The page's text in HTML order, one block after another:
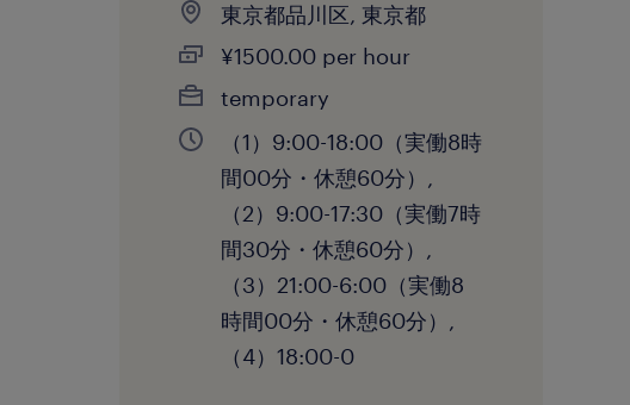
東京都品川区, 東京都
¥1500.00 per hour
temporary
（1）9:00-18:00（実働8時
間00分・休憩60分）,
（2）9:00-17:30（実働7時
間30分・休憩60分）,
（3）21:00-6:00（実働8
時間00分・休憩60分）,
（4）18:00-0